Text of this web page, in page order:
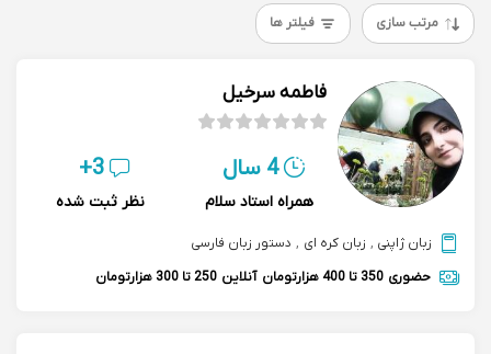
مرتب سازی فیلتر ها
فاطمه سرخیل
4 سال
همراه استاد سلام
3+
نظر ثبت شده
زبان ژاپنی , زبان کره ای , دستور زبان فارسی
حضوری 350 تا 400 هزارتومان آنلاین 250 تا 300 هزارتومان